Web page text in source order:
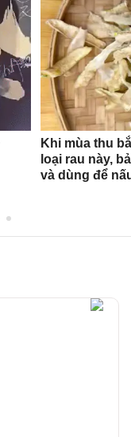
Khi mùa thu
loại rau này,
và dùng để